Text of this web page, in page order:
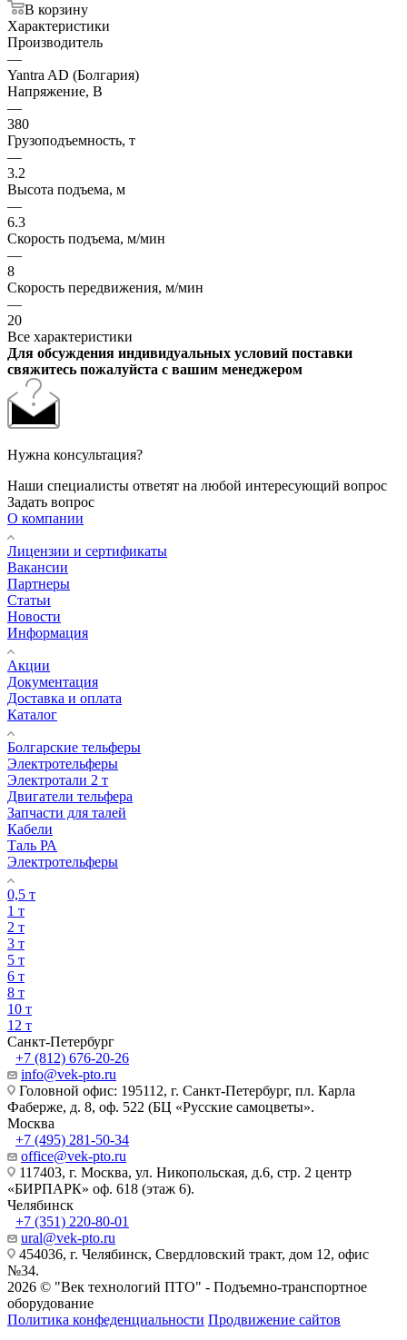
В корзину
Характеристики
Производитель
—
Yantra AD (Болгария)
Напряжение, В
—
380
Грузоподъемность, т
—
3.2
Высота подъема, м
—
6.3
Скорость подъема, м/мин
—
8
Скорость передвижения, м/мин
—
20
Все характеристики
Для обсуждения индивидуальных условий поставки
свяжитесь пожалуйста с вашим менеджером
Нужна консультация?
Наши специалисты ответят на любой интересующий вопрос
Задать вопрос
О компании
Лицензии и сертификаты
Вакансии
Партнеры
Статьи
Новости
Информация
Акции
Документация
Доставка и оплата
Каталог
Болгарские тельферы
Электротельферы
Электротали 2 т
Двигатели тельфера
Запчасти для талей
Кабели
Таль РА
Электротельферы
0,5 т
1 т
2 т
3 т
5 т
6 т
8 т
10 т
12 т
Санкт-Петербург
+7 (812) 676-20-26
info@vek-pto.ru
Головной офис: 195112, г. Санкт-Петербург, пл. Карла
Фаберже, д. 8, оф. 522 (БЦ «Русские самоцветы».
Москва
+7 (495) 281-50-34
office@vek-pto.ru
117403, г. Москва, ул. Никопольская, д.6, стр. 2 центр
«БИРПАРК» оф. 618 (этаж 6).
Челябинск
+7 (351) 220-80-01
ural@vek-pto.ru
454036, г. Челябинск, Свердловский тракт, дом 12, офис
№34.
2026 © "Век технологий ПТО" - Подъемно-транспортное
оборудование
Политика конфеденциальности Продвижение сайтов